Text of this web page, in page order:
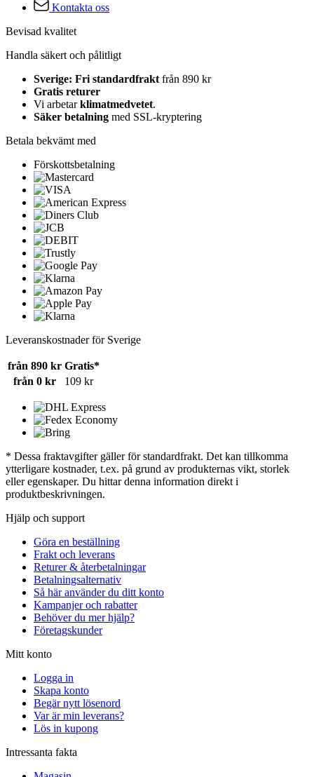
Kontakta oss
Bevisad kvalitet
Handla säkert och pålitligt
Sverige: Fri standardfrakt från 890 kr
Gratis returer
Vi arbetarklimatmedvetet.
Säker betalning med SSL-kryptering
Betala bekvämt med
Förskottsbetalning
Leveranskostnader för Sverige
från 890 kr Gratis*
från 0 kr
109 kr
* Dessa fraktavgifter gäller för standardfrakt. Det kan tillkomma
ytterligare kostnader, t.ex. på grund av produkternas vikt, storlek
eller egenskaper. Du hittar denna information direkt i
produktbeskrivningen.
Hjälp och support
Göra en beställning
Frakt och leverans
Returer & återbetalningar
Betalningsalternativ
Så här använder du ditt konto
Kampanjer och rabatter
Behöver du mer hjälp?
Företagskunder
Mitt konto
Logga in
Skapa konto
Begär nytt lösenord
Var är min leverans?
Lös in kupong
Intressanta fakta